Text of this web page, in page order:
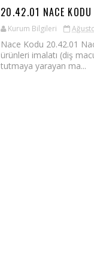
20.42.01 NACE KODU
Kurum Bilgileri
Nace Kodu 20.42.01
ürünleri imalatı (diş
tutmaya yarayan ma...